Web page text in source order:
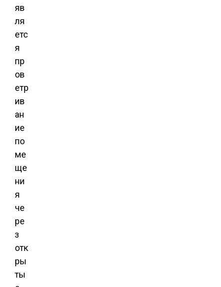
яв
ля
етс
я
пр
ов
етр
ив
ан
ие
по
ме
ще
ни
я
че
ре
з
отк
ры
ты